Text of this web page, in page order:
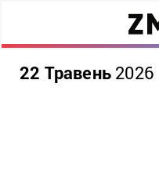
22 Травень 2026